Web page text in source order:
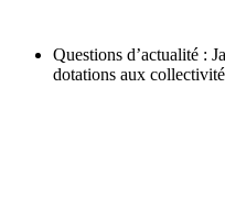
Questions d’actualité :
dotations aux